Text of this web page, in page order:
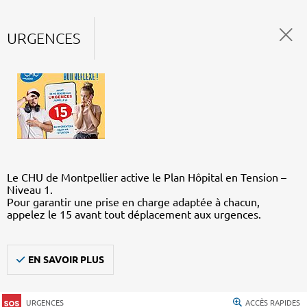
URGENCES
Le CHU de Montpellier active le Plan Hôpital en Tension –
Niveau 1.
Pour garantir une prise en charge adaptée à chacun,
appelez le 15 avant tout déplacement aux urgences.
EN SAVOIR PLUS
URGENCES ACCÈS RAPIDES